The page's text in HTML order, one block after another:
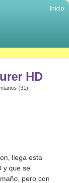
Inicio
HD
(31)
llega esta
y que se
pero con